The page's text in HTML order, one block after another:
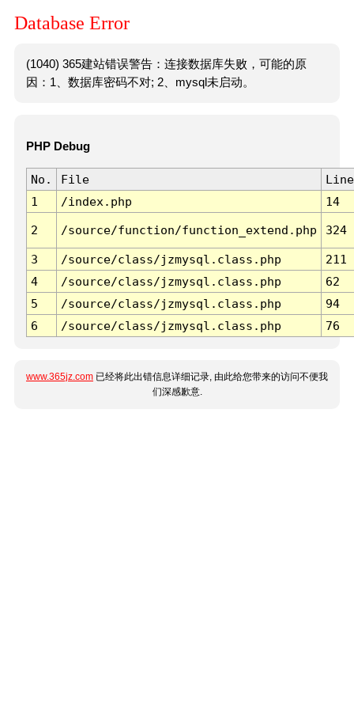
Database Error
(1040) 365建站错误警告：连接数据库失败，可能的原
因：1、数据库密码不对; 2、mysql未启动。
PHP Debug
No. File
Line
1
/index.php 14
2 /source/function/function_extend.php 324
3 /source/class/jzmysql.class.php
211
4
/source/class/jzmysql.class.php
62
5
/source/class/jzmysql.class.php
94
6
/source/class/jzmysql.class.php 76
www.365jz.com 已经将此出错信息详细记录, 由此给您带来的访问不便我
们深感歉意.